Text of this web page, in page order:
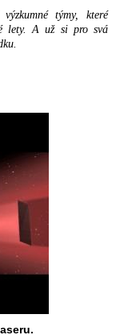
týmy, které
lety. A už si pro svá